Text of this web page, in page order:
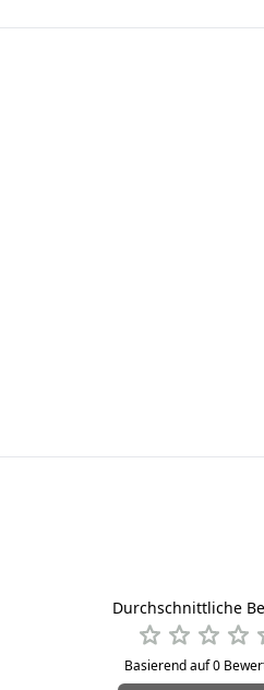
Durchschnittliche
Basierend auf 0